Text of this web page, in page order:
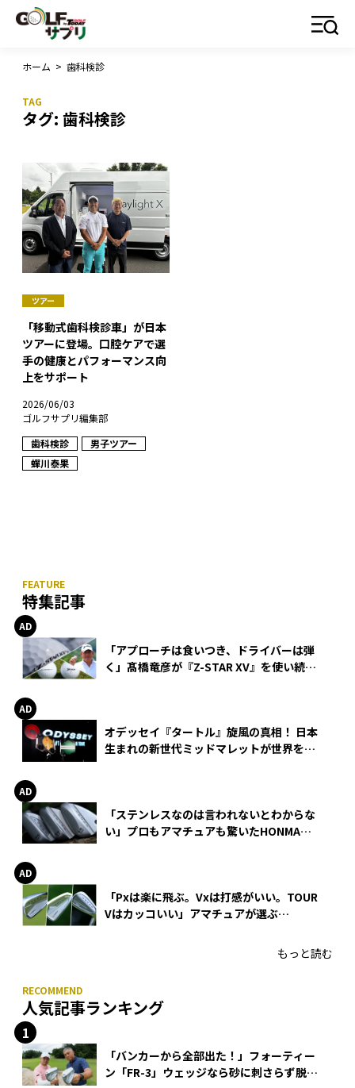
ホーム > 歯科検診
タグ: 歯科検診
ツアー
「移動式歯科検診車」が日本
ツアーに登場。口腔ケアで選
手の健康とパフォーマンス向
上をサポート
2026/06/03
ゴルフサプリ編集部
歯科検診
男子ツアー
蟬川泰果
特集記事
「アプローチは食いつき、ドライバーは弾
く」髙橋竜彦が『Z-STAR XV』を使い続け
オデッセイ『タートル』旋風の真相！ 日本
生まれの新世代ミッドマレットが世界を席
「ステンレスなのは言われないとわからな
い」プロもアマチュアも驚いたHONMA
「Pxは楽に飛ぶ。Vxは打感がいい。TOUR
Vはカッコいい」アマチュアが選ぶ
もっと読む
人気記事ランキング
「バンカーから全部出た！」フォーティー
ン「FR-3」ウェッジなら砂に刺さらず脱出